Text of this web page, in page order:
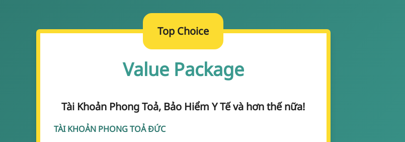
Top Choice
Value Package
Tài Khoản Phong Toả, Bảo Hiểm Y Tế và hơn thế nữa!
TÀI KHOẢN PHONG TOẢ ĐỨC